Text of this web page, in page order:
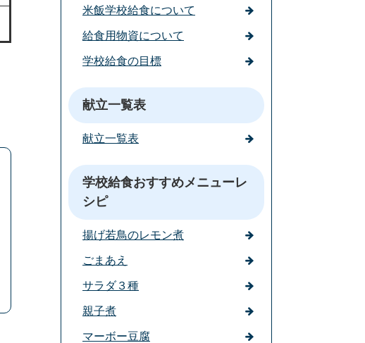
米飯学校給食について
給食用物資について
学校給食の目標
献立一覧表
献立一覧表
学校給食おすすめメニューレ
シピ
揚げ若鳥のレモン煮
ごまあえ
サラダ３種
親子煮
マーボー豆腐